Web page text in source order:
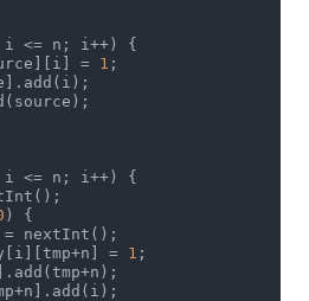
i <= n; i++) {
=
1 ;
i <= n; i++) {
) {
= nextInt();
=
1 ;